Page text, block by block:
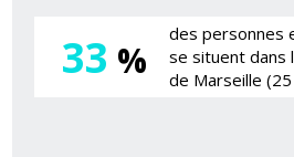
33 %
des personnes
se situent dans
de Marseille